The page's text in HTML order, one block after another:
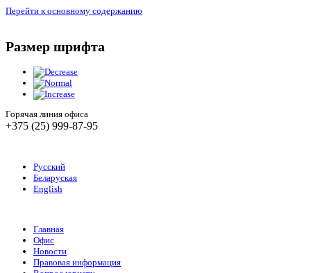
Перейти к основному содержанию
Размер шрифта
Горячая линия офиса
+375 (25) 999-87-95
Русский
Беларуская
English
Главная
Офис
Новости
Правовая информация